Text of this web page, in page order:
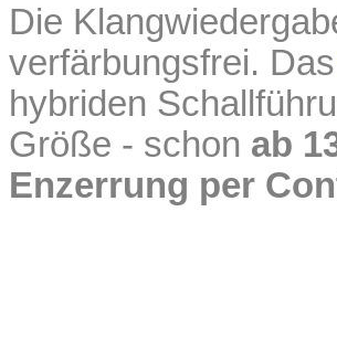
Die
verfärbungsfrei. Das
hybriden
Größe - schon ab
Enzerrung per